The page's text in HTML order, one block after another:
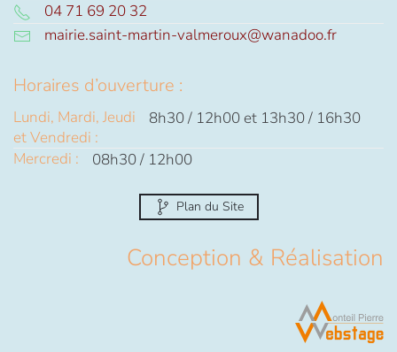
04 71 69 20 32
mairie.saint-martin-valmeroux@wanadoo.fr
Horaires d’ouverture :
Lundi, Mardi, Jeudi
et Vendredi :
8h30 / 12h00 et 13h30 / 16h30
Mercredi :
08h30 / 12h00
Plan du Site
Conception & Réalisation